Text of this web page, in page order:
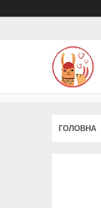
ГОЛОВНА